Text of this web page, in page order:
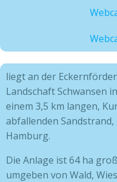
liegt an der
Landschaft Schwansen
einem 3,5 km langen,
abfallenden Sandstrand,
Hamburg.
Die Anlage ist 64 ha
umgeben von Wald,